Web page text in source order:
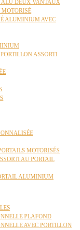
ALU DEUX VANTAUX
ALUMINIUM AVEC
ASSORTI
MOTORISÉS
AU PORTAIL
ALUMINIUM
PLAFOND
AVEC PORTILLON